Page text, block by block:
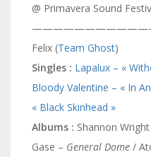
@ Primavera Sound
Felix (Team Ghost)
Singles : Lapalux – «
Bloody Valentine – « In
« Black Skinhead »
Albums : Shannon
Gase – General Dome /